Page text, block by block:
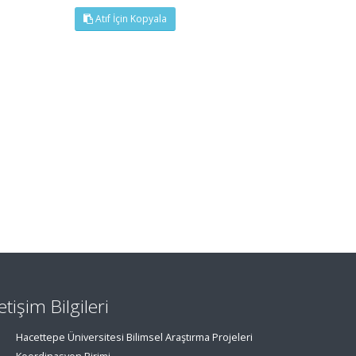
Atıf İçin Kopyala
Bilgileri
Hacettepe Üniversitesi Bilimsel Araştırma Projeleri